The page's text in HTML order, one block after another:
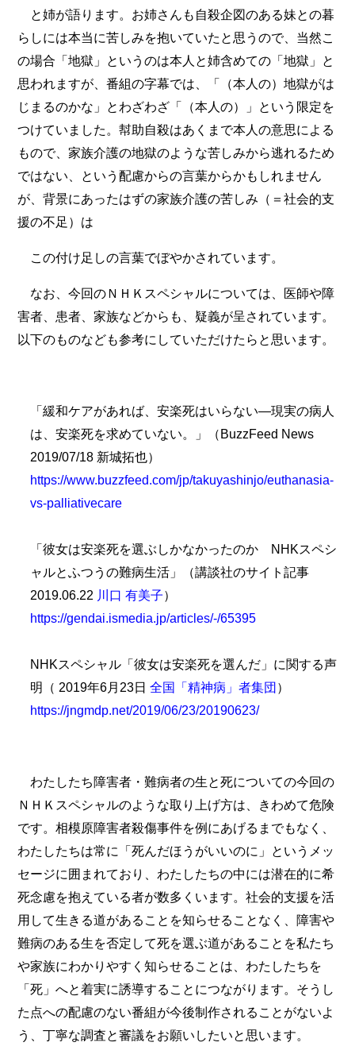
と姉が語ります。お姉さんも自殺企図のある妹との暮
らしには本当に苦しみを抱いていたと思うので、当然こ
の場合「地獄」というのは本人と姉含めての「地獄」と
思われますが、番組の字幕では、「（本人の）地獄がは
じまるのかな」とわざわざ「（本人の）」という限定を
つけていました。幇助自殺はあくまで本人の意思による
もので、家族介護の地獄のような苦しみから逃れるため
ではない、という配慮からの言葉からかもしれません
が、背景にあったはずの家族介護の苦しみ（＝社会的支
援の不足）は
この付け足しの言葉でぼやかされています。
なお、今回のＮＨＫスペシャルについては、医師や障
害者、患者、家族などからも、疑義が呈されています。
以下のものなども参考にしていただけたらと思います。
「緩和ケアがあれば、安楽死はいらない―現実の病人
は、安楽死を求めていない。」（BuzzFeed News
2019/07/18 新城拓也）
https://www.buzzfeed.com/jp/takuyashinjo/euthanasia-
vs-palliativecare
「彼女は安楽死を選ぶしかなかったのか NHKスペシ
ャルとふつうの難病生活」（講談社のサイト記事
2019.06.22 川口 有美子）
https://gendai.ismedia.jp/articles/-/65395
NHKスペシャル「彼女は安楽死を選んだ」に関する声
明（ 2019年6月23日 全国「精神病」者集団）
https://jngmdp.net/2019/06/23/20190623/
わたしたち障害者・難病者の生と死についての今回の
ＮＨＫスペシャルのような取り上げ方は、きわめて危険
です。相模原障害者殺傷事件を例にあげるまでもなく、
わたしたちは常に「死んだほうがいいのに」というメッ
セージに囲まれており、わたしたちの中には潜在的に希
死念慮を抱えている者が数多くいます。社会的支援を活
用して生きる道があることを知らせることなく、障害や
難病のある生を否定して死を選ぶ道があることを私たち
や家族にわかりやすく知らせることは、わたしたちを
「死」へと着実に誘導することにつながります。そうし
た点への配慮のない番組が今後制作されることがないよ
う、丁寧な調査と審議をお願いしたいと思います。